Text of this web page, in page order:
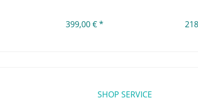
399,00 € *
SHOP SERVICE